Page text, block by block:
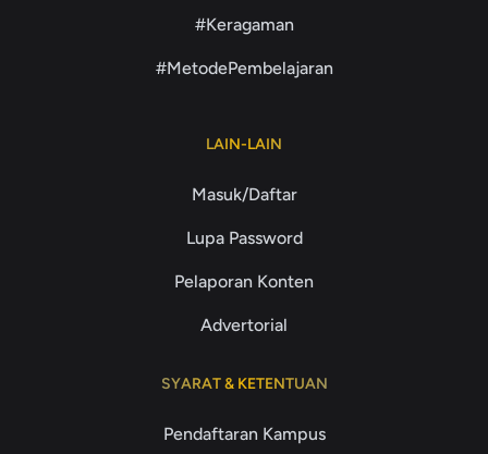
#Keragaman
#MetodePembelajaran
LAIN-LAIN
Masuk/Daftar
Lupa Password
Pelaporan Konten
Advertorial
SYARAT & KETENTUAN
Pendaftaran Kampus